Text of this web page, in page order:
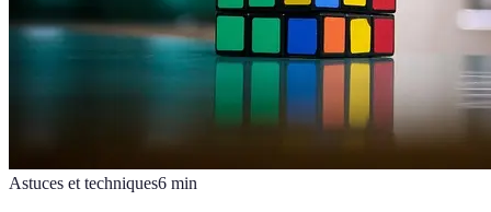
Astuces et techniques6 min